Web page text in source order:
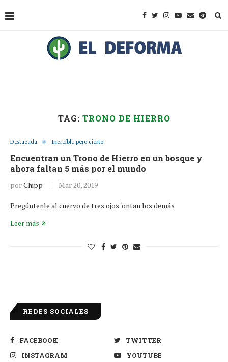
TAG: TRONO DE HIERRO
Destacada Increíble pero cierto
Encuentran un Trono de Hierro en un bosque y
ahora faltan 5 más por el mundo
porChipp Mar 20, 2019
Pregúntenle al cuervo de tres ojos ‘ontan los demás
Leer más
REDES SOCIALES
FACEBOOK
TWITTER
INSTAGRAM
YOUTUBE